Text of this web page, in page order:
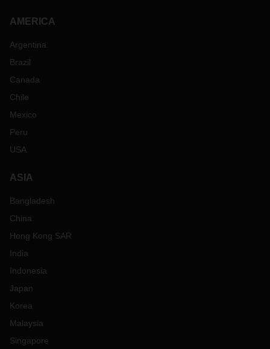
AMERICA
Argentina
Brazil
Canada
Chile
Mexico
Peru
USA
ASIA
Bangladesh
China
Hong Kong SAR
India
Indonesia
Japan
Korea
Malaysia
Singapore